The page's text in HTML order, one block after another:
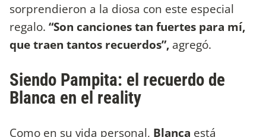
sorprendieron a la diosa con este especial
regalo. “Son canciones tan fuertes para mí,
que traen tantos recuerdos”, agregó.
Siendo Pampita: el recuerdo de
Blanca en el reality
Como en su vida personal, Blanca está